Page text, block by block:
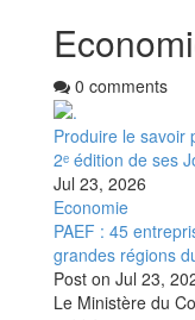
0 comments
Produire le savoir
2ᵉ édition de ses
Jul 23, 2026
Economie
PAEF : 45
grandes régions
Post on Jul 23,
Le Ministère du